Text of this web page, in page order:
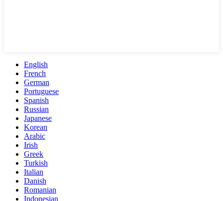
English
French
German
Portuguese
Spanish
Russian
Japanese
Korean
Arabic
Irish
Greek
Turkish
Italian
Danish
Romanian
Indonesian